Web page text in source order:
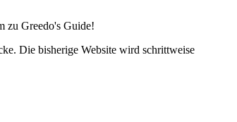
zu Greedo's Guide!
Die bisherige Website wird schrittweise